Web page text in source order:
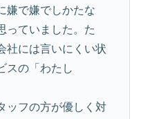
嫌で嫌でしかたな
っていました。た
社には言いにくい状
スの「わたし
ッフの方が優しく対